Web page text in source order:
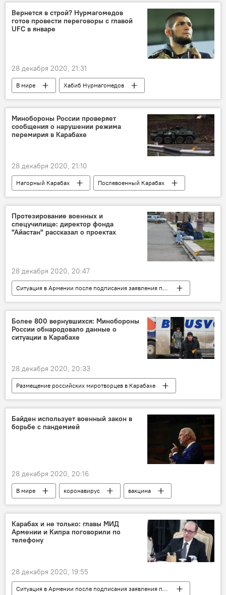
Вернется в строй? Нурмагомедов
готов провести переговоры с главой
UFC в январе
28 декабря 2020, 21:31
В мире Хабиб Нурмагомедов
Минобороны России проверяет
сообщения о нарушении режима
перемирия в Карабахе
28 декабря 2020, 21:10
Нагорный Карабах Послевоенный Карабах
Протезирование военных и
спецучилище: директор фонда
"Айастан" рассказал о проектах
28 декабря 2020, 20:47
Ситуация в Армении после подписания заявления по Карабаху
Армения
Общество
Более 800 вернувшихся: Минобороны
России обнародовало данные о
ситуации в Карабахе
28 декабря 2020, 20:33
Размещение российских миротворцев в Карабахе
Нагорный Карабах
беженцы
миротворцы
Байден использует военный закон в
борьбе с пандемией
28 декабря 2020, 20:16
В мире коронавирус
вакцина
вакцинация
Карабах и не только: главы МИД
Армении и Кипра поговорили по
телефону
28 декабря 2020, 19:55
Ситуация в Армении после подписания заявления по Карабаху